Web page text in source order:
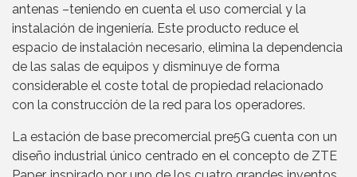
antenas –teniendo en cuenta el uso comercial y la
instalación de ingeniería. Este producto reduce el
espacio de instalación necesario, elimina la dependencia
de las salas de equipos y disminuye de forma
considerable el coste total de propiedad relacionado
con la construcción de la red para los operadores.
La estación de base precomercial pre5G cuenta con un
diseño industrial único centrado en el concepto de ZTE